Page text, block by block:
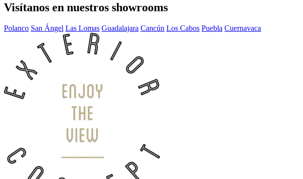
Visítanos en nuestros showrooms
Polanco San Ángel Las Lomas Guadalajara Cancún Los Cabos Puebla Cuernavaca